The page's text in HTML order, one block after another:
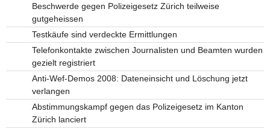
Beschwerde gegen Polizeigesetz Zürich teilweise
gutgeheissen
Testkäufe sind verdeckte Ermittlungen
Telefonkontakte zwischen Journalisten und Beamten wurden
gezielt registriert
Anti-Wef-Demos 2008: Dateneinsicht und Löschung jetzt
verlangen
Abstimmungskampf gegen das Polizeigesetz im Kanton
Zürich lanciert